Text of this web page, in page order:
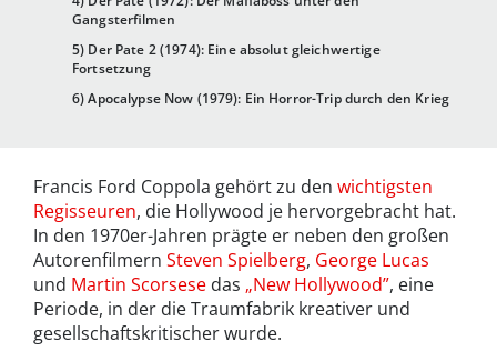
Gangsterfilmen
5) Der Pate 2 (1974): Eine absolut gleichwertige
Fortsetzung
6) Apocalypse Now (1979): Ein Horror-Trip durch den Krieg
Francis Ford Coppola gehört zu den wichtigsten
Regisseuren, die Hollywood je hervorgebracht hat.
In den 1970er-Jahren prägte er neben den großen
Autorenfilmern Steven Spielberg, George Lucas
und Martin Scorsese das „New Hollywood”, eine
Periode, in der die Traumfabrik kreativer und
gesellschaftskritischer wurde.